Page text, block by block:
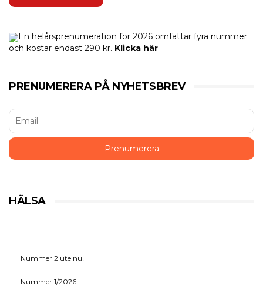
En helårsprenumeration för 2026 omfattar fyra nummer
och kostar endast 290 kr. Klicka här
PRENUMERERA PÅ NYHETSBREV
HÄLSA
Nummer 2 ute nu!
Nummer 1/2026